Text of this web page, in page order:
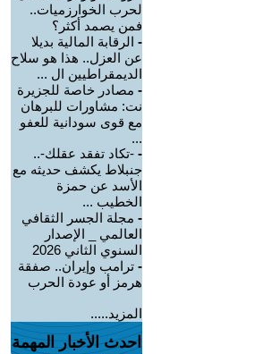
لحرب الخوارزميات..
فمن يصمد أكثر؟
- الرقابة المالية بديلا
عن العزل.. هذا هو سلاح
الديمقراطيين ال ...
- مصادر خاصة للجزيرة
نت: مشاورات للبرهان
مع قوى سودانية للعفو
...
- -تكاد تفقد عقلك-..
جنبلاط يكشف حديثه مع
الأسد عن حمزة
الخطيب ...
- مجلة الجسر الثقافي
العالمي _ الإصدار
السنوي الثاني 2026
- ترامب وإيران.. صفقة
هرمز أو عودة الحرب
المزيد.....
احدث الأخبار المهمة